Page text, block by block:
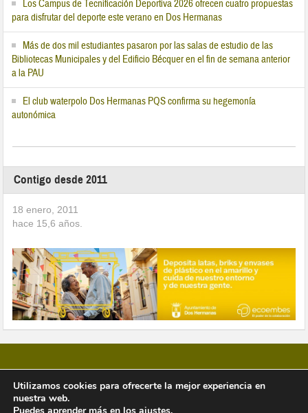
Los Campus de Tecnificación Deportiva 2026 ofrecen cuatro propuestas
para disfrutar del deporte este verano en Dos Hermanas
Más de dos mil estudiantes pasaron por las salas de estudio de las
Bibliotecas Municipales y del Edificio Bécquer en el fin de semana anterior
a la PAU
El club waterpolo Dos Hermanas PQS confirma su hegemonía
autonómica
Contigo desde 2011
18 enero, 2011
hace 15,6 años.
Copyright © 2026 Vivir en Montequinto Periódico Digital
Utilizamos cookies para ofrecerte la mejor experiencia en
nuestra web.